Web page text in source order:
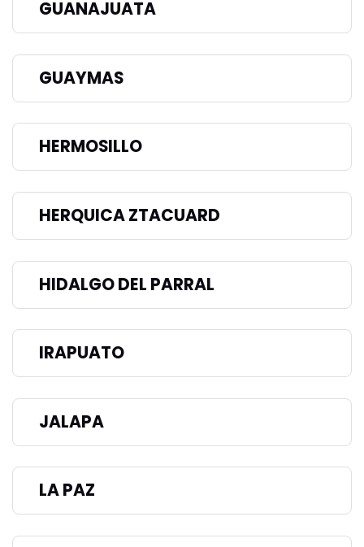
GUANAJUATA
GUAYMAS
HERMOSILLO
HERQUICA ZTACUARD
HIDALGO DEL PARRAL
IRAPUATO
JALAPA
LA PAZ